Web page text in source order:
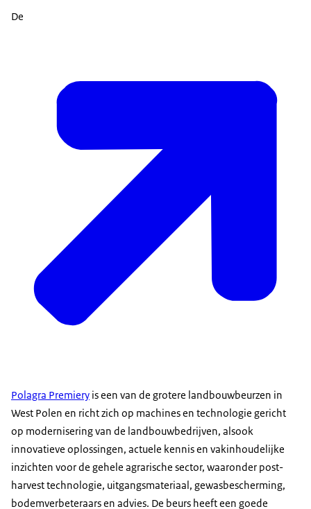
De
Polagra Premiery is een van de grotere landbouwbeurzen in
West Polen en richt zich op machines en technologie gericht
op modernisering van de landbouwbedrijven, alsook
innovatieve oplossingen, actuele kennis en vakinhoudelijke
inzichten voor de gehele agrarische sector, waaronder post-
harvest technologie, uitgangsmateriaal, gewasbescherming,
bodemverbeteraars en advies. De beurs heeft een goede